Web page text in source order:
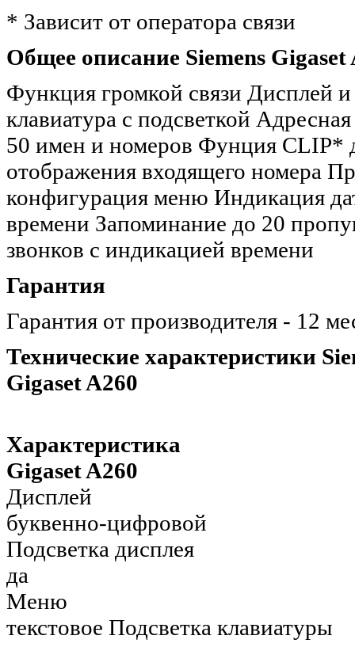
* Зависит от оператора связи
Общее описание Siemens Gigaset
Функция громкой связи Дисплей и
клавиатура с подсветкой
50 имен и номеров Фунция CLIP*
отображения входящего номера
конфигурация меню Индикация
времени Запоминание до 20
звонков с индикацией времени
Гарантия
Гарантия от производителя - 12
Технические характеристики
Gigaset A260
Характеристика
Gigaset A260
Дисплей
буквенно-цифровой
Подсветка дисплея
да
Меню
текстовое Подсветка клавиатуры